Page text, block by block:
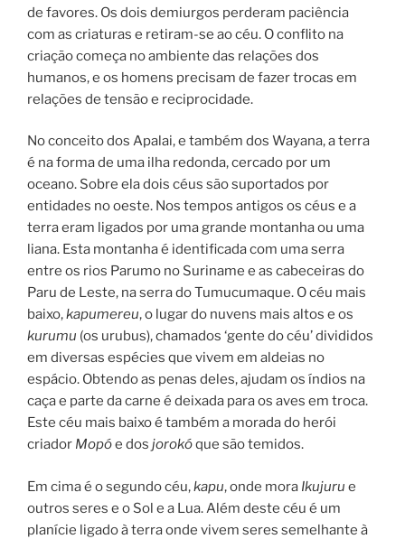
de favores. Os dois demiurgos perderam paciência
com as criaturas e retiram-se ao céu. O conflito na
criação começa no ambiente das relações dos
humanos, e os homens precisam de fazer trocas em
relações de tensão e reciprocidade.
No conceito dos Apalai, e também dos Wayana, a terra
é na forma de uma ilha redonda, cercado por um
oceano. Sobre ela dois céus são suportados por
entidades no oeste. Nos tempos antigos os céus e a
terra eram ligados por uma grande montanha ou uma
liana. Esta montanha é identificada com uma serra
entre os rios Parumo no Suriname e as cabeceiras do
Paru de Leste, na serra do Tumucumaque. O céu mais
baixo,kapumereu, o lugar do nuvens mais altos e os
kurumu (os urubus), chamados ‘gente do céu’ divididos
em diversas espécies que vivem em aldeias no
espácio. Obtendo as penas deles, ajudam os índios na
caça e parte da carne é deixada para os aves em troca.
Este céu mais baixo é também a morada do herói
criador Mopóe dos jorokóque são temidos.
Em cima é o segundo céu,kapu, onde mora Ikujuru e
outros seres e o Sol e a Lua. Além deste céu é um
planície ligado à terra onde vivem seres semelhante à